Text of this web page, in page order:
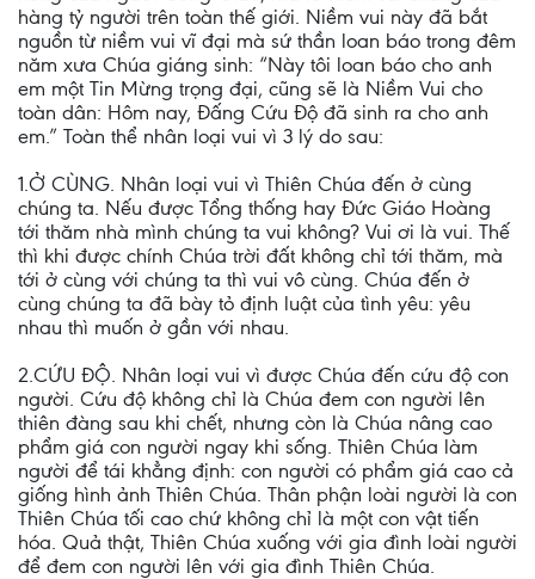
hàng tỷ người trên toàn thế giới. Niềm vui này đã bắt
nguồn từ niềm vui vĩ đại mà sứ thần loan báo trong đêm
năm xưa Chúa giáng sinh: “Này tôi loan báo cho anh
em một Tin Mừng trọng đại, cũng sẽ là Niềm Vui cho
toàn dân: Hôm nay, Đấng Cứu Độ đã sinh ra cho anh
em.” Toàn thể nhân loại vui vì 3 lý do sau:
1.Ở CÙNG. Nhân loại vui vì Thiên Chúa đến ở cùng
chúng ta. Nếu được Tổng thống hay Đức Giáo Hoàng
tới thăm nhà mình chúng ta vui không? Vui ơi là vui. Thế
thì khi được chính Chúa trời đất không chỉ tới thăm, mà
tới ở cùng với chúng ta thì vui vô cùng. Chúa đến ở
cùng chúng ta đã bày tỏ định luật của tình yêu: yêu
nhau thì muốn ở gần với nhau.
2.CỨU ĐỘ. Nhân loại vui vì được Chúa đến cứu độ con
người. Cứu độ không chỉ là Chúa đem con người lên
thiên đàng sau khi chết, nhưng còn là Chúa nâng cao
phẩm giá con người ngay khi sống. Thiên Chúa làm
người để tái khẳng định: con người có phẩm giá cao cả
giống hình ảnh Thiên Chúa. Thân phận loài người là con
Thiên Chúa tối cao chứ không chỉ là một con vật tiến
hóa. Quả thật, Thiên Chúa xuống với gia đình loài người
để đem con người lên với gia đình Thiên Chúa.